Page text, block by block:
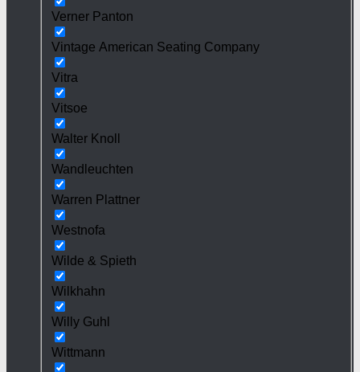
Verner Panton
Vintage American Seating Company
Vitra
Vitsoe
Walter Knoll
Wandleuchten
Warren Plattner
Westnofa
Wilde & Spieth
Wilkhahn
Willy Guhl
Wittmann